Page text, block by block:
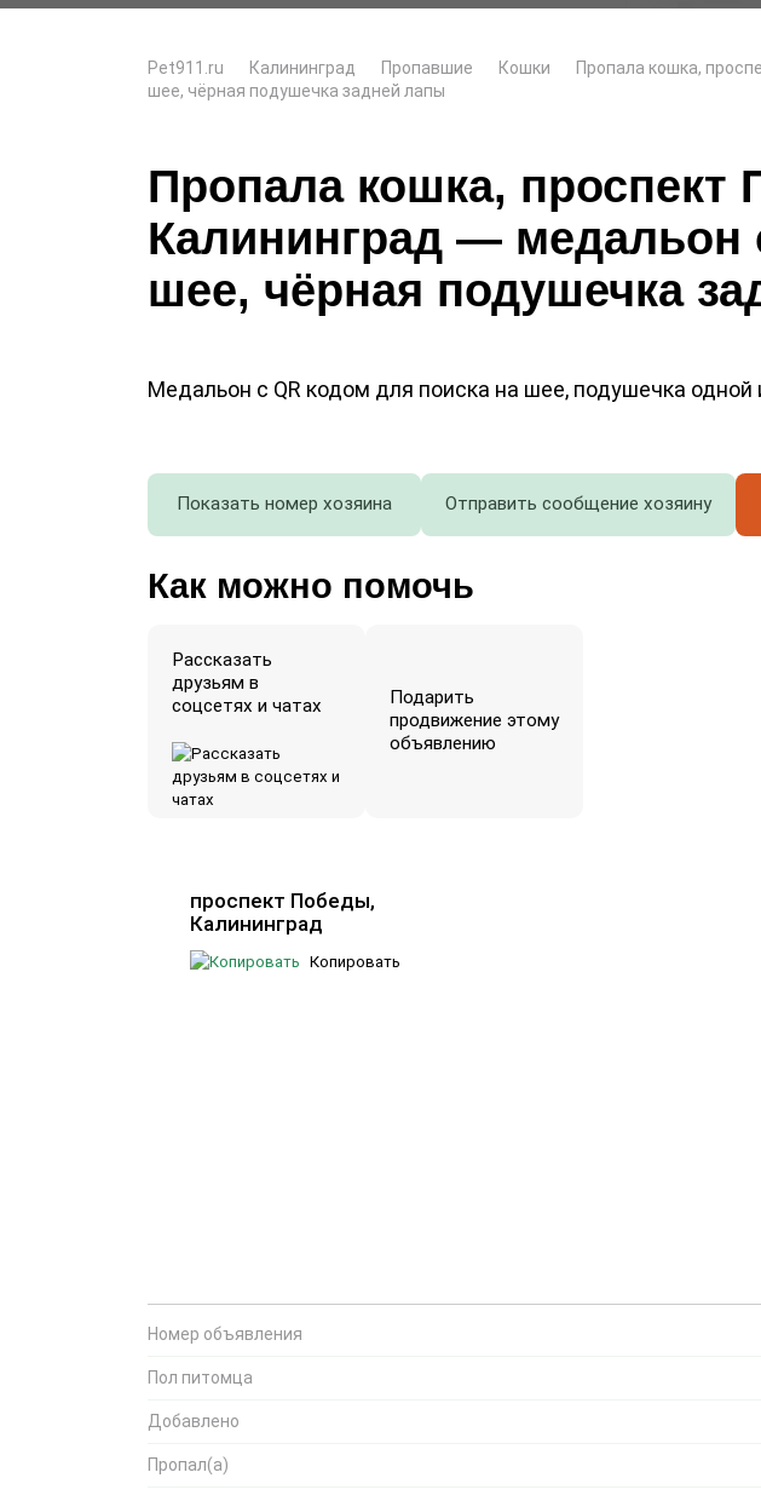
Pet911.ru Калининград Пропавшие Кошки
Пропала кошка,
шее, чёрная подушечка задней лапы
Пропала кошка, проспект
Калининград — медальон
шее, чёрная подушечка
Медальон с QR кодом для поиска на шее, подушечка одной
Показать номер хозяина Отправить сообщение хозяину
Как можно помочь
Рассказать
друзьям в
соцсетях и чатах
Подарить
продвижение этому
объявлению
проспект Победы,
Калининград
Копировать
Номер объявления
Пол питомца
Добавлено
Пропал(а)